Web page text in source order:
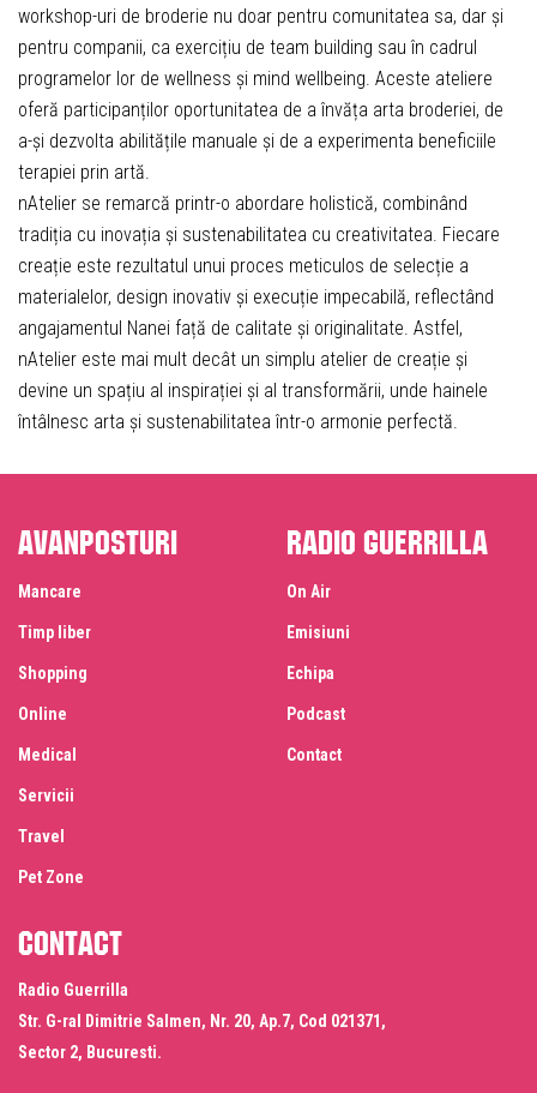
workshop-uri de broderie nu doar pentru comunitatea sa, dar și
pentru companii, ca exercițiu de team building sau în cadrul
programelor lor de wellness și mind wellbeing. Aceste ateliere
oferă participanților oportunitatea de a învăța arta broderiei, de
a-și dezvolta abilitățile manuale și de a experimenta beneficiile
terapiei prin artă.
nAtelier se remarcă printr-o abordare holistică, combinând
tradiția cu inovația și sustenabilitatea cu creativitatea. Fiecare
creație este rezultatul unui proces meticulos de selecție a
materialelor, design inovativ și execuție impecabilă, reflectând
angajamentul Nanei față de calitate și originalitate. Astfel,
nAtelier este mai mult decât un simplu atelier de creație și
devine un spațiu al inspirației și al transformării, unde hainele
întâlnesc arta și sustenabilitatea într-o armonie perfectă.
Avanposturi
Mancare
Timp liber
Shopping
Online
Medical
Servicii
Travel
Pet Zone
Radio Guerrilla
On Air
Emisiuni
Echipa
Podcast
Contact
Contact
Radio Guerrilla
Str. G-ral Dimitrie Salmen, Nr. 20, Ap.7, Cod 021371,
Sector 2, Bucuresti.